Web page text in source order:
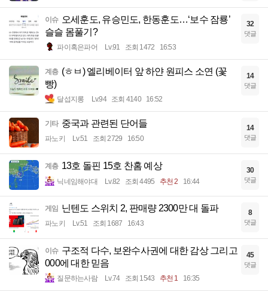
이슈 오세훈도, 유승민도, 한동훈도…‘보수 잠룡’
슬슬 몸풀기?
파이혹은파어 Lv.91 조회 1472 16:53
32
댓글
계층 (ㅎㅂ) 엘리베이터 앞 하얀 원피스 소연 (꽃
빵)
달섭지롱 Lv.94 조회 4140 16:52
14
댓글
기타 중국과 관련된 단어들
파노키 Lv.51 조회 2729 16:50
14
댓글
계층 13호 돌핀 15호 찬홈 예상
닉네임해야대 Lv.82 조회 4495 추천 2 16:44
30
댓글
게임 닌텐도 스위치 2, 판매량 2300만 대 돌파
파노키 Lv.51 조회 1687 16:43
8
댓글
이슈 구조적 다수, 보완수사권에 대한 감상 그리고
000에 대한 믿음
질문하는사람 Lv.74 조회 1543 추천 1 16:35
45
댓글